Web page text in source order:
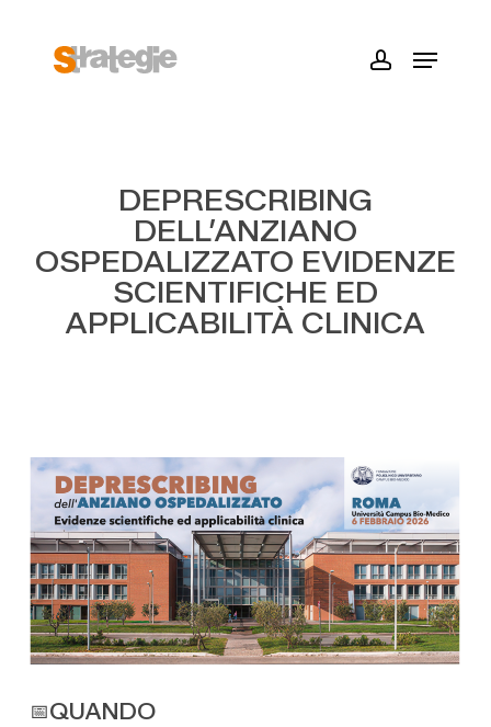
Menu
DEPRESCRIBING
DELL’ANZIANO
OSPEDALIZZATO EVIDENZE
SCIENTIFICHE ED
APPLICABILITÀ CLINICA
QUANDO